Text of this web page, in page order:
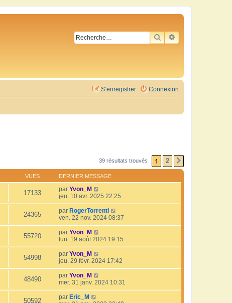
RECHERCHER
RECHERCHE
Connexion
S’enregistrer
39 résultats trouvés 1 2
VUES DERNIER MESSAGE
17133 par Yvon_M
jeu. 10 avr. 2025 22:25
24365 par RogerTorrenti
ven. 22 nov. 2024 08:37
55720 par Yvon_M
lun. 19 août 2024 19:15
54998 par Yvon_M
jeu. 29 févr. 2024 17:42
48490 par Yvon_M
mer. 31 janv. 2024 10:31
50592 par Eric_M